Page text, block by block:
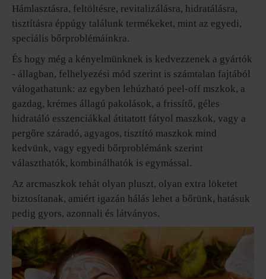
Hámlasztásra, feltöltésre, revitalizálásra, hidratálásra,
tisztításra éppúgy találunk termékeket, mint az egyedi,
speciális bőrproblémáinkra.
És hogy még a kényelmünknek is kedvezzenek a gyártók
- állagban, felhelyezési mód szerint is számtalan fajtából
válogathatunk: az egyben lehúzható peel-off mszkok, a
gazdag, krémes állagú pakolások, a frissítő, géles
hidratáló esszenciákkal átitatott fátyol maszkok, vagy a
pergőre száradó, agyagos, tisztító maszkok mind
kedvünk, vagy egyedi bőrproblémánk szerint
választhatók, kombinálhatók is egymással.
Az arcmaszkok tehát olyan pluszt, olyan extra löketet
biztosítanak, amiért igazán hálás lehet a bőrünk, hatásuk
pedig gyors, azonnali és látványos.